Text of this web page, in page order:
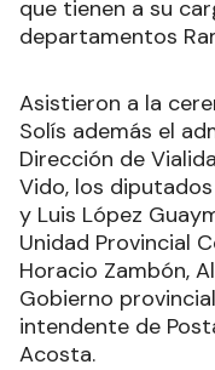
que tienen a su
departamentos
Asistieron a la
Solís además el
Dirección de
Vido, los
y Luis López
Unidad Provincial
Horacio Zambón,
Gobierno
intendente de
Acosta.